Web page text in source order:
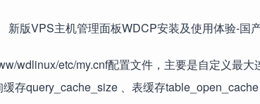
wdlinux/etc/my.cnf配置文件，主要是自定义最
存query_cache_size 、表缓存